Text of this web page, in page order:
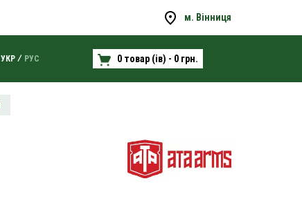
м. Вінниця
УКР РУС 0 товар (ів) - 0 грн.